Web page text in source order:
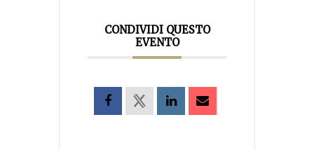
CONDIVIDI QUESTO
EVENTO